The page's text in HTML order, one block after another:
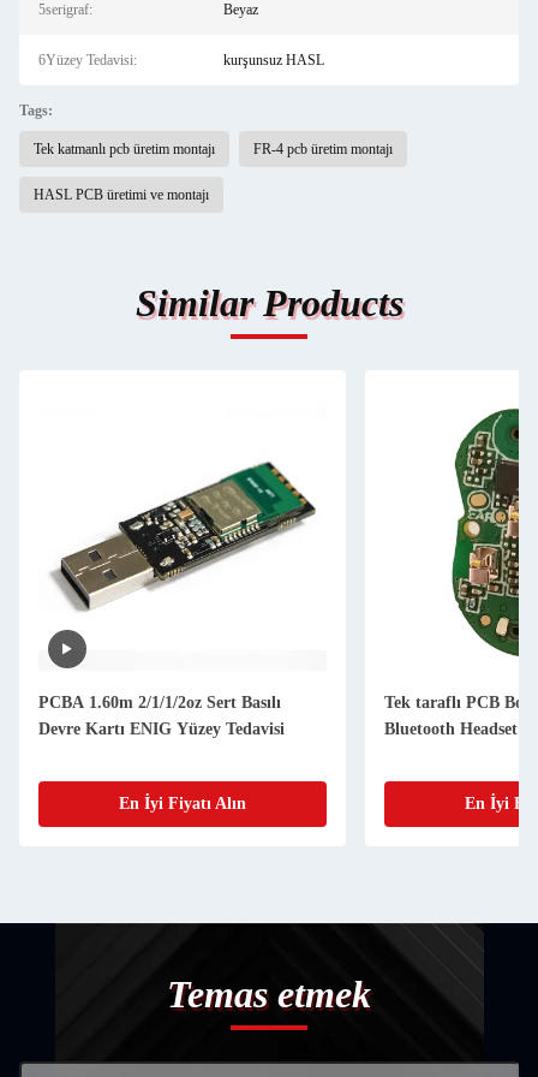
5serigraf: Beyaz
6Yüzey Tedavisi: kurşunsuz HASL
Tags:
Tek katmanlı pcb üretim montajı FR-4 pcb üretim montajı
HASL PCB üretimi ve montajı
Similar Products
PCBA 1.60m 2/1/1/2oz Sert Basılı
Devre Kartı ENIG Yüzey Tedavisi
En İyi Fiyatı Alın
Tek taraflı PCB
Bluetooth Headset
En İyi
Temas etmek